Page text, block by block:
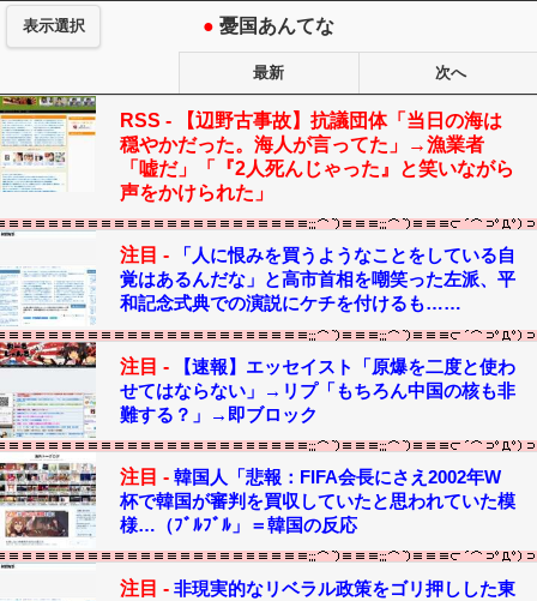
表示選択 ● 憂国あんてな
最新 次へ
RSS -
【辺野古事故】抗議団体「当日の海は
穏やかだった。海人が言ってた」→漁業者
「嘘だ」「『2人死んじゃった』と笑いながら
声をかけられた」
注目 -
「人に恨みを買うようなことをしている自
覚はあるんだな」と高市首相を嘲笑った左派、平
和記念式典での演説にケチを付けるも……
注目 -
【速報】エッセイスト「原爆を二度と使わ
せてはならない」→リプ「もちろん中国の核も非
難する？」→即ブロック
注目 - 韓国人「悲報：FIFA会長にさえ2002年W
杯で韓国が審判を買収していたと思われていた模
様…（ﾌﾞﾙﾌﾞﾙ」＝韓国の反応
注目 - 非現実的なリベラル政策をゴリ押しした東